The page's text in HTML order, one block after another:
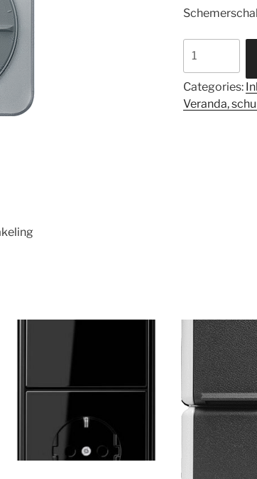
per
schakeling
quantity
Categories:
Veranda,